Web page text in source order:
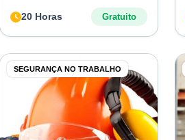
20 Horas Gratuito
SEGURANÇA NO TRABALHO